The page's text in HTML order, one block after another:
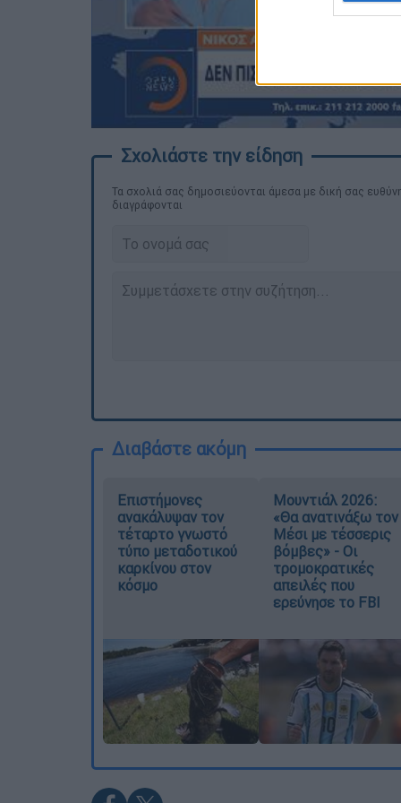
Τα σχολιά σας δημοσιεύονται άμεσα με δική σας
διαγράφονται
Διαβάστε ακόμη
Επιστήμονες
ανακάλυψαν τον
τέταρτο γνωστό
τύπο μεταδοτικού
καρκίνου στον
κόσμο
Μουντιάλ 2026:
«Θα ανατινάξω τον
Μέσι με τέσσερις
βόμβες» - Οι
τρομοκρατικές
απειλές που
ερεύνησε το FBI